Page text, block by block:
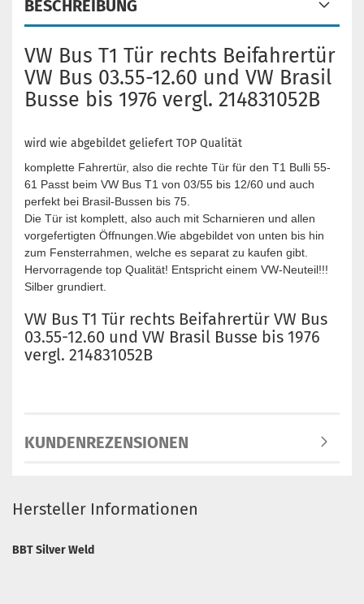
BESCHREIBUNG
VW Bus T1 Tür rechts Beifahrertür
VW Bus 03.55-12.60 und VW Brasil
Busse bis 1976 vergl. 214831052B
wird wie abgebildet geliefert TOP Qualität
komplette Fahrertür, also die rechte Tür für den T1 Bulli 55-
61 Passt beim VW Bus T1 von 03/55 bis 12/60 und auch
perfekt bei Brasil-Bussen bis 75.
Die Tür ist komplett, also auch mit Scharnieren und allen
vorgefertigten Öffnungen. Wie abgebildet von unten bis hin
zum Fensterrahmen, welche es separat zu kaufen gibt.
Hervorragende top Qualität! Entspricht einem VW-Neuteil!!!
Silber grundiert.
VW Bus T1 Tür rechts Beifahrertür VW Bus
03.55-12.60 und VW Brasil Busse bis 1976
vergl. 214831052B
KUNDENREZENSIONEN
Hersteller Informationen
BBT Silver Weld